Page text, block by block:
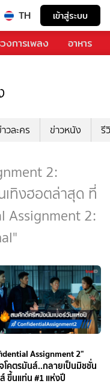
TH เข้าสู่ระบบ
งการเพลง อาหาร
วละคร ข่าวหนัง รี
2:
เทิงฮอตล่าสุด ที่
Assignment 2:
Assignment 2"
โคตรมันส์..กลายเป็นมิชชั่น
ขึ้นแท่น #1 แห่งปี